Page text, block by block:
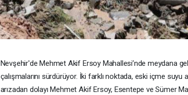
Nevşehir'de Mehmet Akif Ersoy Mahallesi’nde meydana
çalışmalarını sürdürüyor. İki farklı noktada, eski içme
arızadan dolayı Mehmet Akif Ersoy, Esentepe ve Sümer